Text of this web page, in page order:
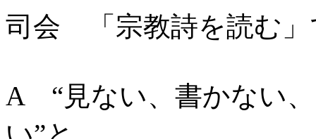
司会 「宗教詩を読む」
A “見ない、書かない